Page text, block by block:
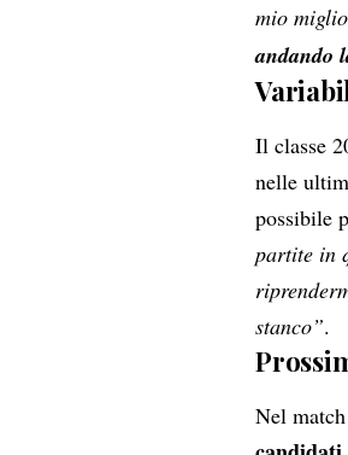
mio
andando
Il classe
nelle
possibile
partite in
stanco”.
Nel